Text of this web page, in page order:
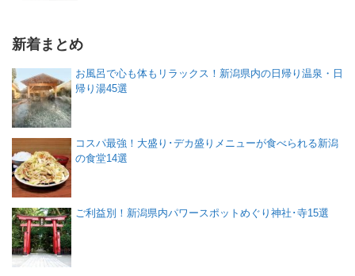
新着まとめ
お風呂で心も体もリラックス！新潟県内の日帰り温泉・日
帰り湯45選
コスパ最強！大盛り･デカ盛りメニューが食べられる新潟
の食堂14選
ご利益別！新潟県内パワースポットめぐり神社･寺15選